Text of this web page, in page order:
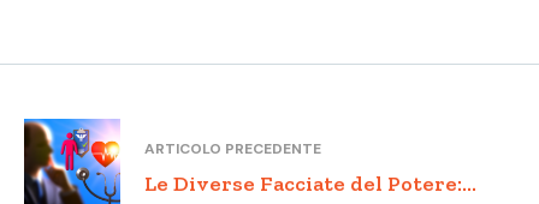
ARTICOLO PRECEDENTE
Le Diverse Facciate del Potere: